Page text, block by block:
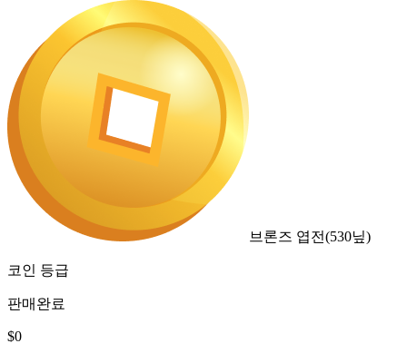
브론즈 엽전(530닢)
코인 등급
판매완료
$0